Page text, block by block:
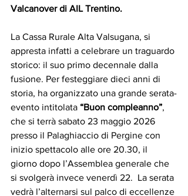
Valcanover di AIL Trentino.
La Cassa Rurale Alta Valsugana, si
appresta infatti a celebrare un traguardo
storico: il suo primo decennale dalla
fusione. Per festeggiare dieci anni di
storia, ha organizzato una grande serata-
evento intitolata “Buon compleanno”,
che si terrà sabato 23 maggio 2026
presso il Palaghiaccio di Pergine con
inizio spettacolo alle ore 20.30, il
giorno dopo l’Assemblea generale che
si svolgerà invece venerdì 22.  La serata
vedrà l’alternarsi sul palco di eccellenze